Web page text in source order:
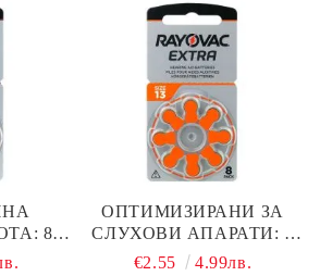
8
ОПТИМИЗИРАНИ ЗА
СЛУХОВИ АПАРАТИ: 8
БРОЯ RAYOVAC EXTRA
€2.55 4.99лв.